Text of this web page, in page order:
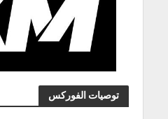
توصيات الفوركس